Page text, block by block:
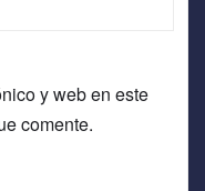
y web en este
comente.